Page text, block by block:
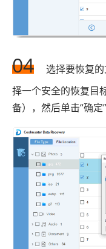
04
选择要恢复
择一个安全的恢复目
备），然后单击“确定